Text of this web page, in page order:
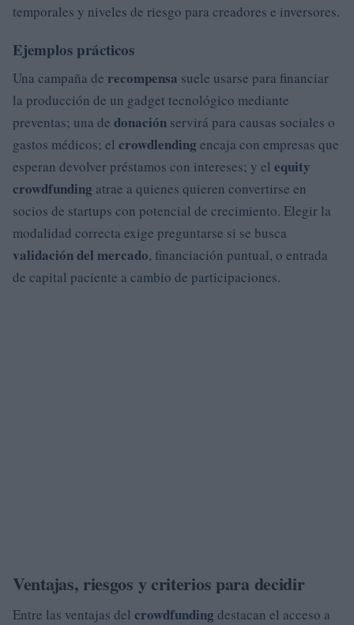
temporales y niveles de riesgo para creadores e inversores.
Ejemplos prácticos
Una campaña de recompensa suele usarse para financiar
la producción de un gadget tecnológico mediante
preventas; una de donación servirá para causas sociales o
gastos médicos; el crowdlending encaja con empresas que
esperan devolver préstamos con intereses; y el equity
crowdfunding atrae a quienes quieren convertirse en
socios de startups con potencial de crecimiento. Elegir la
modalidad correcta exige preguntarse si se busca
validación del mercado, financiación puntual, o entrada
de capital paciente a cambio de participaciones.
Ventajas, riesgos y criterios para decidir
Entre las ventajas del crowdfunding destacan el acceso a